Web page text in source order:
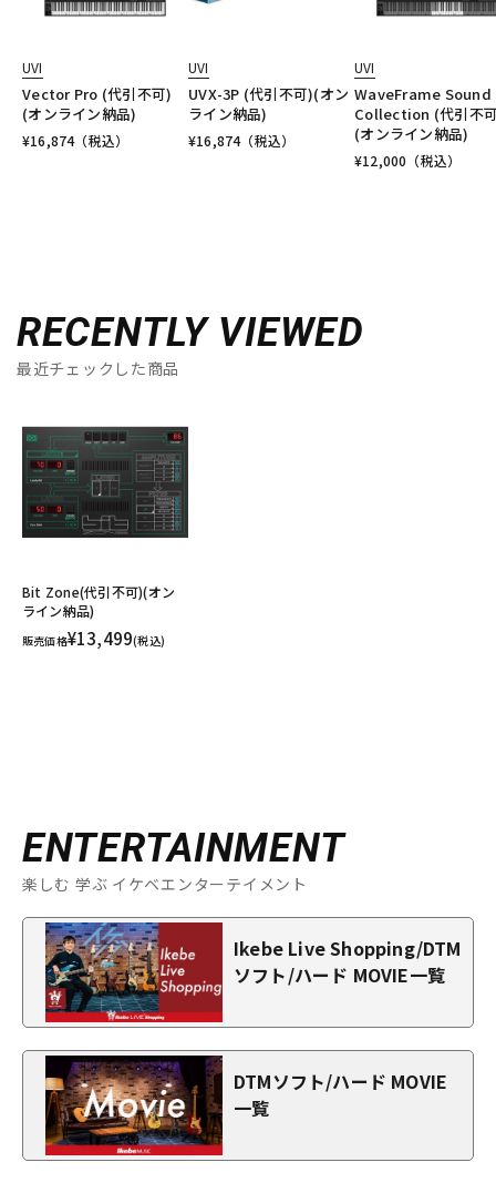
UVI
Vector Pro (代引不可)
(オンライン納品)
¥16,874（税込）
UVI
UVX-3P (代引不可)(オン
ライン納品)
¥16,874（税込）
UVI
WaveFrame Sound
Collection (代引不
(オンライン納品)
¥12,000 （税込）
RECENTLY VIEWED
最近チェックした商品
Bit Zone(代引不可)(オン
ライン納品)
販売価格¥13,499(税込)
ENTERTAINMENT
楽しむ 学ぶ イケベエンターテイメント
Ikebe Live Shopping/DTM
ソフト/ハード MOVIE一覧
DTMソフト/ハード MOVIE
一覧